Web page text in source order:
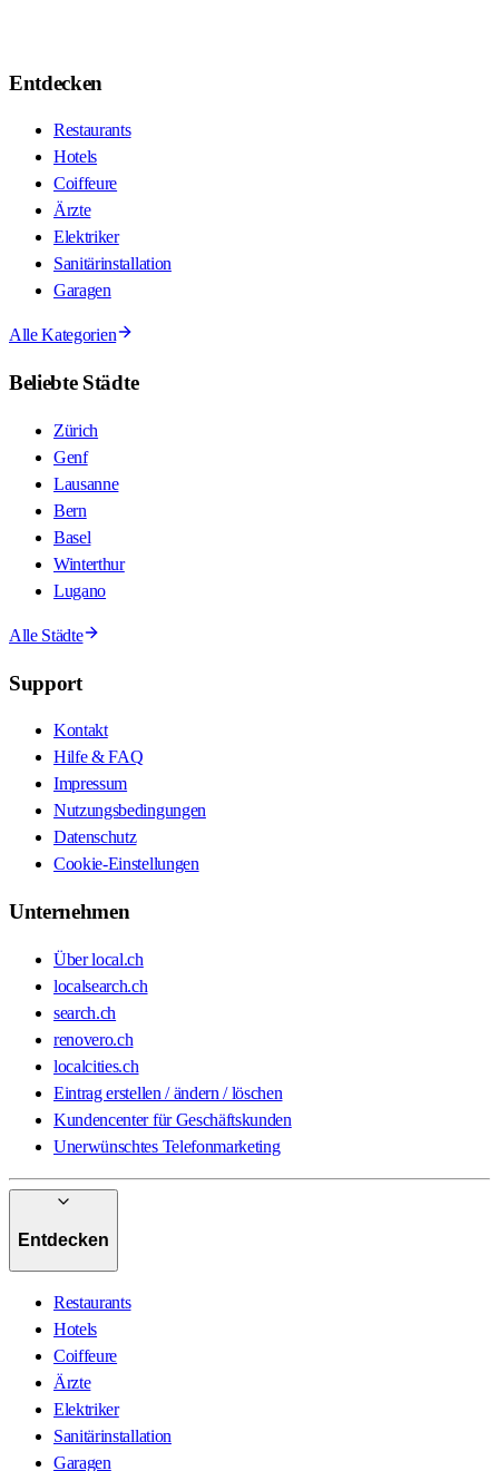
Entdecken
Restaurants
Hotels
Coiffeure
Ärzte
Elektriker
Sanitärinstallation
Garagen
Alle Kategorien
Beliebte Städte
Zürich
Genf
Lausanne
Bern
Basel
Winterthur
Lugano
Alle Städte
Support
Kontakt
Hilfe & FAQ
Impressum
Nutzungsbedingungen
Datenschutz
Cookie-Einstellungen
Unternehmen
Über local.ch
localsearch.ch
search.ch
renovero.ch
localcities.ch
Eintrag erstellen / ändern / löschen
Kundencenter für Geschäftskunden
Unerwünschtes Telefonmarketing
Entdecken
Restaurants
Hotels
Coiffeure
Ärzte
Elektriker
Sanitärinstallation
Garagen